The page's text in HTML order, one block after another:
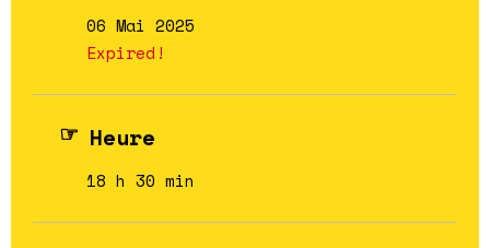
06 Mai 2025
Expired!
Heure
18 h 30 min